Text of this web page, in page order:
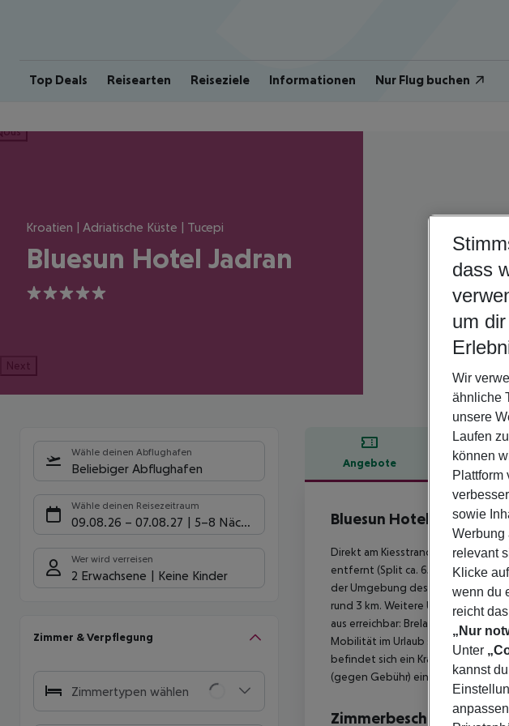
Top Deals Reisearten Reiseziele Informationen Nur Flug buchen
Kroatien | Adriatische Küste | Tucepi
Bluesun Hotel Jadran
5
Next
Wähle deinen Abflughafen
Beliebiger Abflughafen
Wähle deinen Reisezeitraum
09.08.26 – 07.08.27 5-8 Nächte
Wer wird verreisen
2 Erwachsene Keine Kinder
Zimmer & Verpflegung
Zimmertypen wählen
Angebote
Bluesun Hotel Jadran
5
Direkt am Kiesstrand gelegenes
entfernt (Split ca. 65 km,
der Umgebung des Hotels. Zu den
rund 3 km. Weitere
aus erreichbar: Brela stone (ca. 18
Mobilität im Urlaub sorgen neben
befindet sich ein Krankenhaus in
(gegen Gebühr) ein Shuttle. Ein
Zimmerbeschreibung
dass
um
Wir
ähnliche
unsere
Laufen
können
Plattform
sowie
Werbung
relevant
Klicke auf
wenn du
reicht
„Nur
Unter
kannst